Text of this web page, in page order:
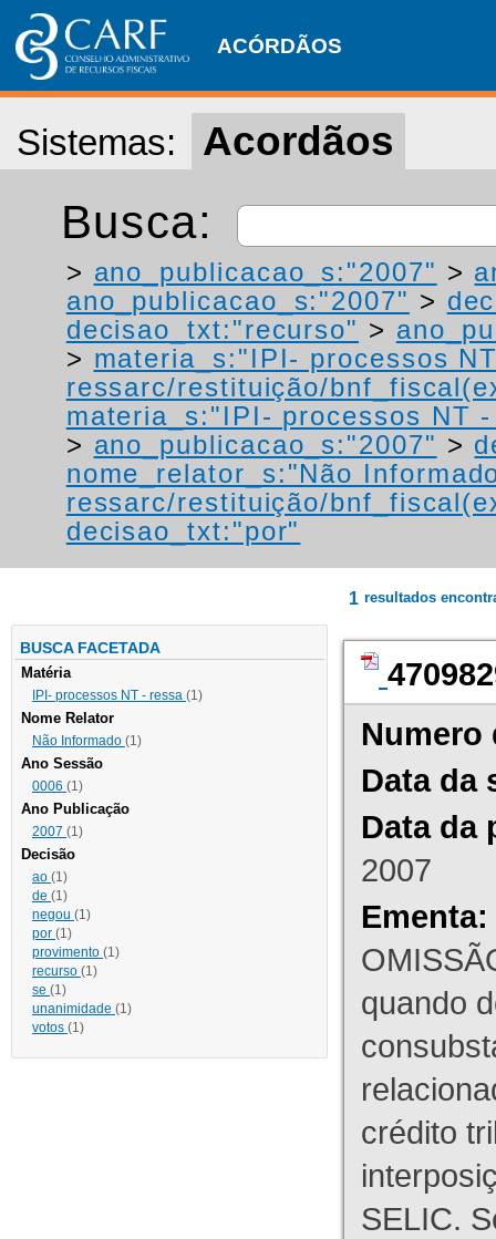
ACÓRDÃOS
Sistemas: Acordãos
Busca:
> ano_publicacao_s:"2007" >
ano_publicacao_s:"2007" >
decisao_txt:"recurso" >
> materia_s:"IPI- processos
ressarc/restituição/
materia_s:"IPI- processos NT
> ano_publicacao_s:"2007" >
nome_relator_s:"Não
ressarc/restituição/
decisao_txt:"por"
BUSCA FACETADA
Matéria
IPI- processos NT - ressa (1)
Nome Relator
Não Informado (1)
Ano Sessão
0006 (1)
Ano Publicação
2007 (1)
Decisão
ao (1)
de (1)
negou (1)
por (1)
provimento (1)
recurso (1)
se (1)
unanimidade (1)
votos (1)
1 resultados
Numero
Data da
Data da
2007
Ementa:
quando
crédito
SELIC.